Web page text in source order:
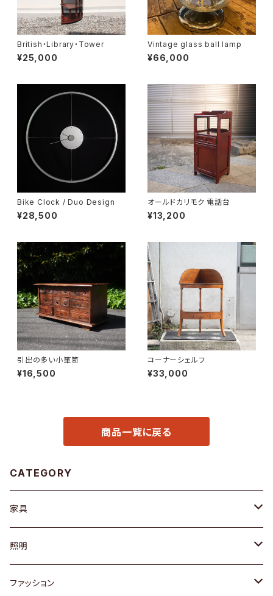
British・Library・Tower
¥25,000
Vintage glass ball lamp
¥66,000
Bike Clock / Duo Design
¥28,500
オールドカリモク 電話台
¥13,200
引出の多い小箪笥
¥16,500
コーナーシェルフ
¥33,000
商品一覧に戻る
CATEGORY
家具
ソファ / ベンチ
チェア / スツール
照明
ペンダントライト
ファッション